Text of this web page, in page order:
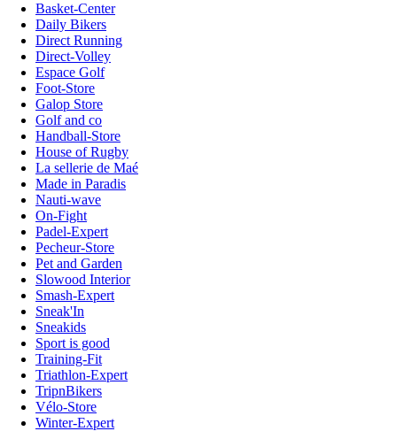
Basket-Center
Daily Bikers
Direct Running
Direct-Volley
Espace Golf
Foot-Store
Galop Store
Golf and co
Handball-Store
House of Rugby
La sellerie de Maé
Made in Paradis
Nauti-wave
On-Fight
Padel-Expert
Pecheur-Store
Pet and Garden
Slowood Interior
Smash-Expert
Sneak'In
Sneakids
Sport is good
Training-Fit
Triathlon-Expert
TripnBikers
Vélo-Store
Winter-Expert